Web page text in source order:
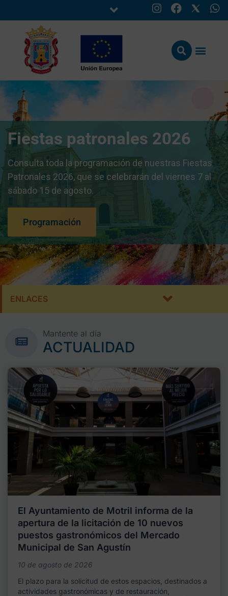
Fiestas patronales 2026
Consulta toda la programación de nuestras Fiestas
Patronales 2026, que se celebrarán del viernes 7 al
sábado 15 de agosto.
Programación
ENLACES
Mantente al día
ACTUALIDAD
El Ayuntamiento de Motril informa de la
apertura de la licitación de 10 nuevos
puestos gastronómicos del Mercado
Municipal de San Agustín
10 de agosto de 2026
El plazo para la solicitud de estos espacios, destinados a
actividades gastronómicas y de restauración,